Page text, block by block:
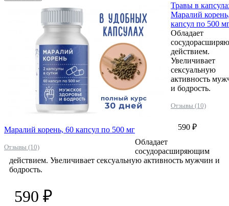
Маралий корень, 60 капсул по 500 мг
Отзывы (10)
Травы в
Маралий
капсул по 500
Обладает
действием.
Увеличивает
сексуальную
активность
и бодрость.
Отзывы (10)
590 ₽
Обладает
сосудорасширяющим
действием. Увеличивает сексуальную активность мужчин и
бодрость.
590 ₽